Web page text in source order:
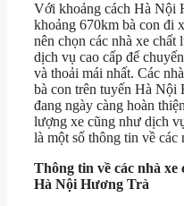
Với khoảng cách Hà Nội
khoảng 670km bà con đi
nên chọn các nhà xe chất
dịch vụ cao cấp để
và thoải mái nhất. Các
bà con trên tuyến Hà Nội
đang ngày càng hoàn
lượng xe cũng như dịch
là một số thông tin về các
Thông tin về các nhà xe
Hà Nội Hương Trà